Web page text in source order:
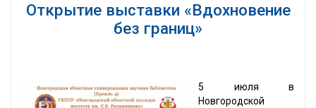
Открытие выставки «Вдохновение
без границ»
5 июля в
Новгородской